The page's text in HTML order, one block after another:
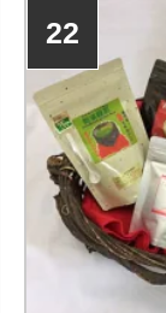
22